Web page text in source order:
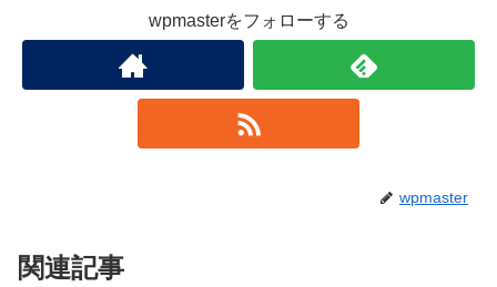
wpmasterをフォローする
wpmaster
関連記事